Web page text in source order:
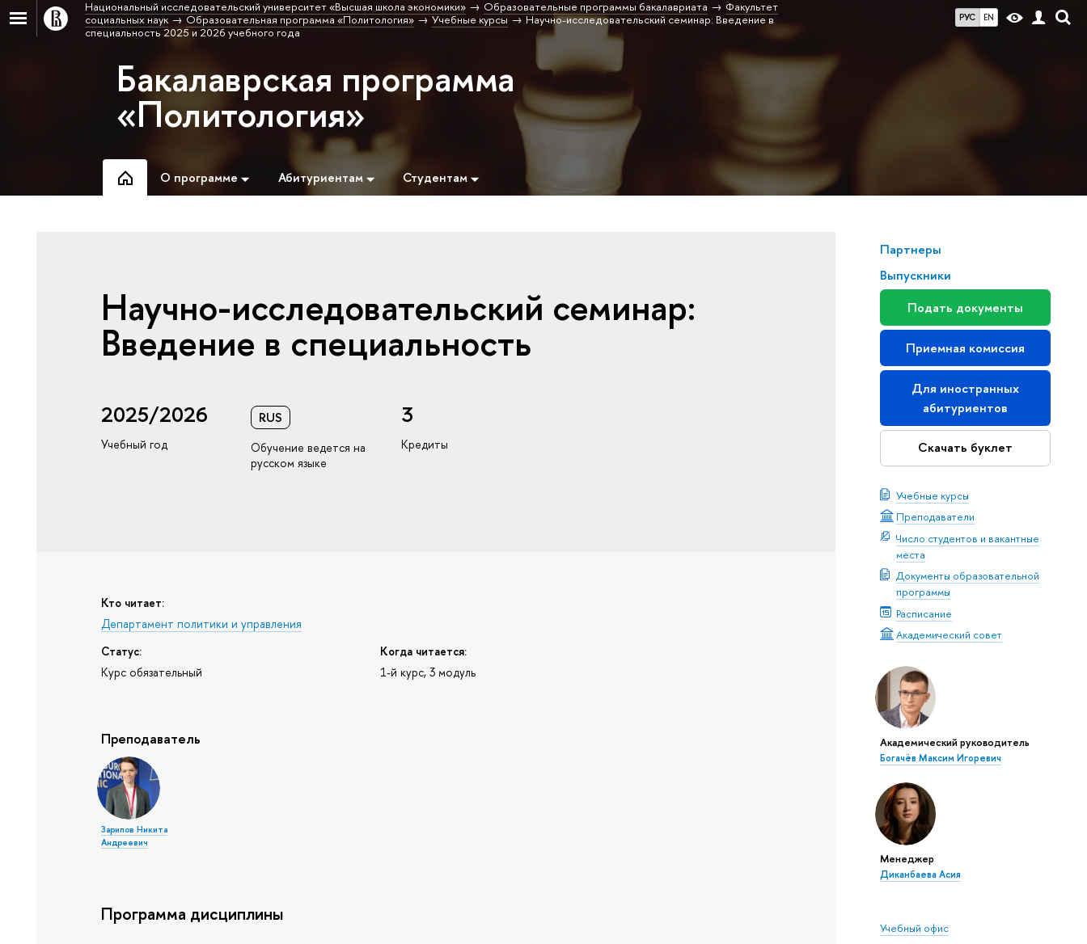
РУС EN
Национальный исследовательский университет «Высшая школа экономики» Образовательные программы бакалавриата
Факультет
социальных наук
Образовательная программа «Политология» Учебные курсы
Научно-исследовательский семинар: Введение в
специальность 2025 и 2026 учебного года
Бакалаврская программа
«Политология»
О программе Абитуриентам Студентам
Партнеры
Выпускники
Подать документы
Приемная комиссия
Для иностранных
абитуриентов
Скачать буклет
Учебные курсы
Преподаватели
Число студентов и вакантные
места
Документы образовательной
программы
Расписание
Академический совет
Академический руководитель
Богачёв Максим Игоревич
Менеджер
Диканбаева Асия
Учебный офис
Научно-исследовательский семинар:
Введение в специальность
2025/2026
Учебный год
RUS
Обучение ведется на
русском языке
3
Кредиты
Кто читает:
Департамент политики и управления
Статус:
Курс обязательный
Когда читается:
1-й курс, 3 модуль
Преподаватель
Зарипов Никита
Андреевич
Программа дисциплины